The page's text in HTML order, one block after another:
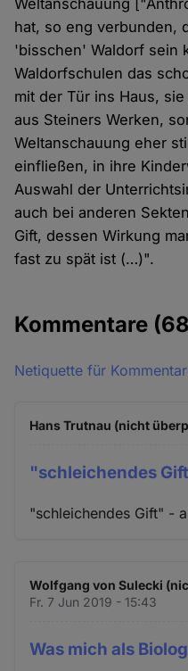
Weltanschauung
hat, so eng verbunden,
'bisschen' Waldorf sein
Waldorfschulen das
mit der Tür ins Haus,
aus Steiners Werken,
Weltanschauung eher
einfließen, in ihre
Auswahl der
auch bei anderen
Gift, dessen Wirkung
fast zu spät ist (…)".
Kommentare
Netiquette für
Hans Trutnau (nicht
"schleichendes
"schleichendes Gift" -
Wolfgang von Sulecki
Fr. 7 Jun 2019 - 15:43
Was mich als